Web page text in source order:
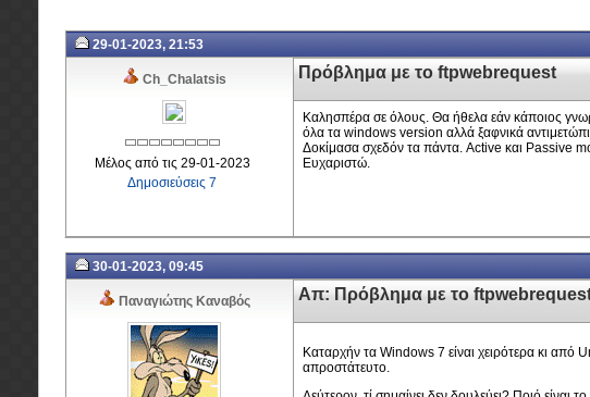
29-01-2023, 21:53
Ch_Chalatsis
Μέλος από τις 29-01-2023
Δημοσιεύσεις 7
Πρόβλημα με το ftpwebrequest
Καλησπέρα σε όλους. Θα ήθελα εάν κάποιος
όλα τα windows version αλλά ξαφνικά
Δοκίμασα σχεδόν τα πάντα. Active και Passive
Ευχαριστώ.
30-01-2023, 09:45
Παναγιώτης Καναβός Απ: Πρόβλημα με το
Καταρχήν τα Windows 7 είναι χειρότερα κι από
απροστάτευτο.